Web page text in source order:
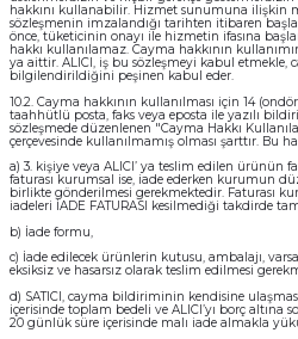
hakkını kullanabilir. Hizmet sunumuna ilişkin
sözleşmenin imzalandığı tarihten itibaren
önce, tüketicinin onayı ile hizmetin ifasına
hakkı kullanılamaz. Cayma hakkının
ya aittir. ALICI, iş bu sözleşmeyi kabul etmekle,
bilgilendirildiğini peşinen kabul eder.
10.2. Cayma hakkının kullanılması için 14
taahhütlü posta, faks veya eposta ile yazılı
sözleşmede düzenlenen "Cayma Hakkı
çerçevesinde kullanılmamış olması şarttır. Bu
a) 3. kişiye veya ALICI’ ya teslim edilen ürünün
faturası kurumsal ise, iade ederken kurumun
birlikte gönderilmesi gerekmektedir. Faturası
iadeleri İADE FATURASI kesilmediği takdirde
b) İade formu,
c) İade edilecek ürünlerin kutusu, ambalajı,
eksiksiz ve hasarsız olarak teslim edilmesi
d) SATICI, cayma bildiriminin kendisine
içerisinde toplam bedeli ve ALICI’yı borç altına
20 günlük süre içerisinde malı iade almakla